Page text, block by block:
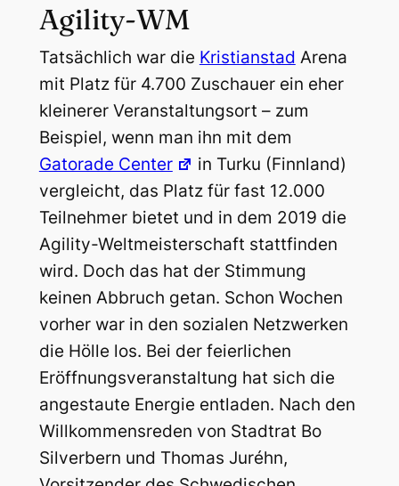
Agility-WM
Tatsächlich war die Kristianstad Arena
mit Platz für 4.700 Zuschauer ein eher
kleinerer Veranstaltungsort – zum
Beispiel, wenn man ihn mit dem
Gatorade Center
in Turku (Finnland)
vergleicht, das Platz für fast 12.000
Teilnehmer bietet und in dem 2019 die
Agility-Weltmeisterschaft stattfinden
wird. Doch das hat der Stimmung
keinen Abbruch getan. Schon Wochen
vorher war in den sozialen Netzwerken
die Hölle los. Bei der feierlichen
Eröffnungsveranstaltung hat sich die
angestaute Energie entladen. Nach den
Willkommensreden von Stadtrat Bo
Silverbern und Thomas Juréhn,